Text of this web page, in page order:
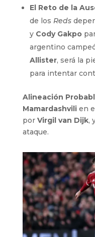
El Reto de la
de los Reds
y Cody Gakpo
argentino
Allister, será la
para intentar
Alineación
Mamardashvilien
por Virgil van Dijk,
ataque.